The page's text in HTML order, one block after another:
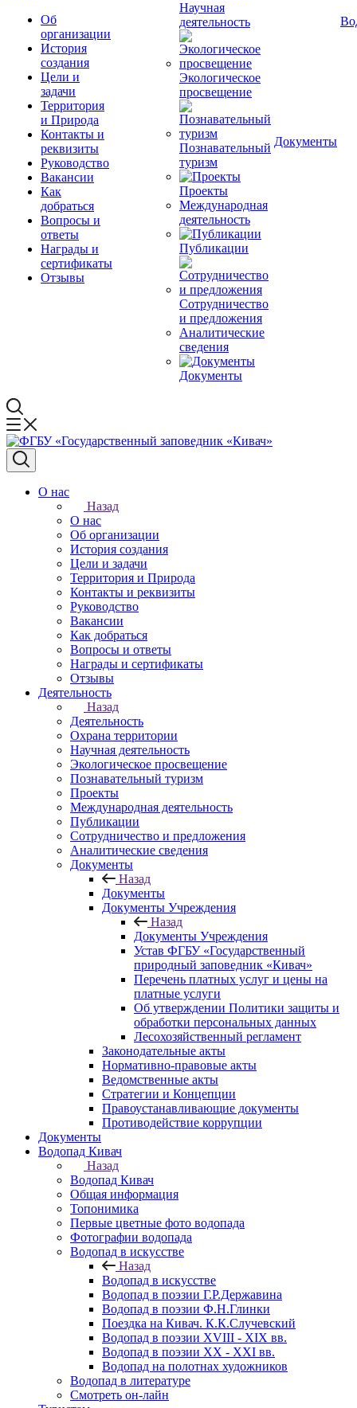
Об
организации
История
создания
Цели и
задачи
Территория
и Природа
Контакты и
реквизиты
Руководство
Вакансии
Как
добраться
Вопросы и
ответы
Награды и
сертификаты
Отзывы
Научная
деятельность
Экологическое
просвещение
Познавательный
туризм
Проекты
Международная
деятельность
Публикации
Сотрудничество
и предложения
Аналитические
сведения
Документы
Документы
О нас
Назад
О нас
Об организации
История создания
Цели и задачи
Территория и Природа
Контакты и реквизиты
Руководство
Вакансии
Как добраться
Вопросы и ответы
Награды и сертификаты
Отзывы
Деятельность
Назад
Деятельность
Охрана территории
Научная деятельность
Экологическое просвещение
Познавательный туризм
Проекты
Международная деятельность
Публикации
Сотрудничество и предложения
Аналитические сведения
Документы
Назад
Документы
Документы Учреждения
Назад
Документы Учреждения
Устав ФГБУ «Государственный
природный заповедник «Кивач»
Перечень платных услуг и цены на
платные услуги
Об утверждении Политики защиты и
обработки персональных данных
Лесохозяйственный регламент
Законодательные акты
Нормативно-правовые акты
Ведомственные акты
Стратегии и Концепции
Правоустанавливающие документы
Противодействие коррупции
Документы
Водопад Кивач
Назад
Водопад Кивач
Общая информация
Топонимика
Первые цветные фото водопада
Фотографии водопада
Водопад в искусстве
Назад
Водопад в искусстве
Водопад в поэзии Г.Р.Державина
Водопад в поэзии Ф.Н.Глинки
Поездка на Кивач. К.К.Случевский
Водопад в поэзии XVIII - XIX вв.
Водопад в поэзии XX - XXI вв.
Водопад на полотнах художников
Водопад в литературе
Смотреть он-лайн